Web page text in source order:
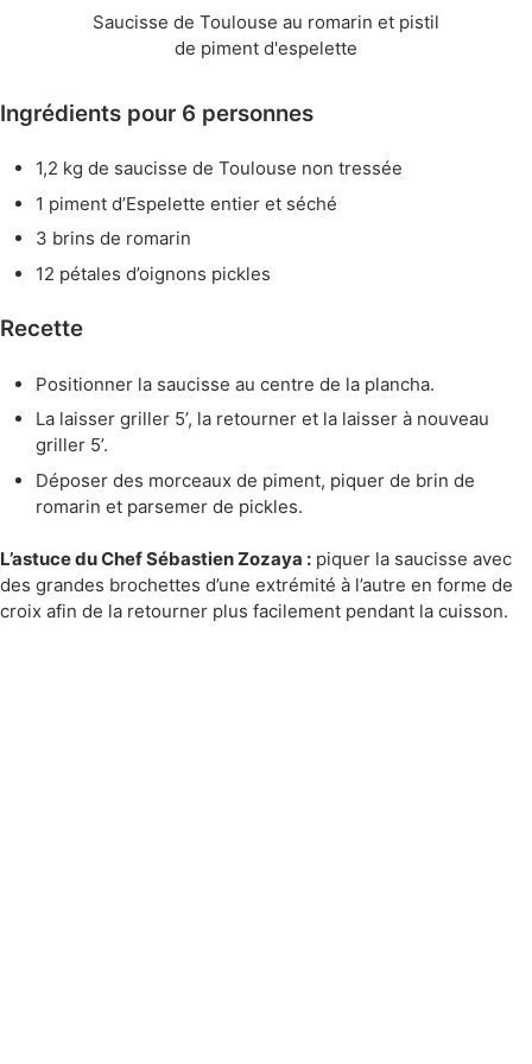
Saucisse de Toulouse au romarin et pistil
de piment d'espelette
Ingrédients pour 6 personnes
1,2 kg de saucisse de Toulouse non tressée
1 piment d’Espelette entier et séché
3 brins de romarin
12 pétales d’oignons pickles
Recette
Positionner la saucisse au centre de la plancha.
La laisser griller 5’, la retourner et la laisser à nouveau
griller 5’.
Déposer des morceaux de piment, piquer de brin de
romarin et parsemer de pickles.
L’astuce du Chef Sébastien Zozaya : piquer la saucisse avec
des grandes brochettes d’une extrémité à l’autre en forme de
croix afin de la retourner plus facilement pendant la cuisson.